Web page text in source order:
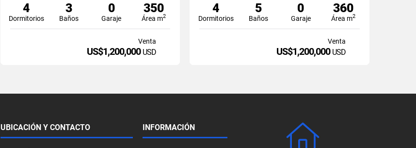
4
Dormitorios
3
Baños
0
Garaje
350
Área m2
Venta
US$1,200,000 USD
4
Dormitorios
5
Baños
0
Garaje
360
Área m2
Venta
US$1,200,000 USD
UBICACIÓN Y CONTACTO INFORMACIÓN